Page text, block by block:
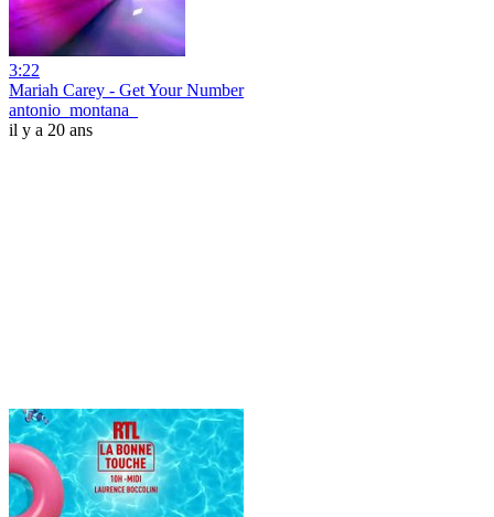
3:22
Mariah Carey - Get Your Number
antonio_montana_
il y a 20 ans